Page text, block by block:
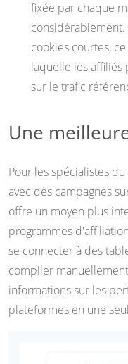
fixée par chaque
cookies courtes,
laquelle les affiliés
sur le trafic
Une
Pour les spécialistes
avec des campagnes
offre un moyen plus
programmes
se connecter à des
compiler
informations sur les
plateformes en une